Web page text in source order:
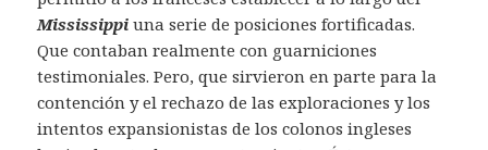
Mississippi una serie de posiciones fortificadas.
Que contaban realmente con guarniciones
testimoniales. Pero, que sirvieron en parte para la
contención y el rechazo de las exploraciones y los
intentos expansionistas de los colonos ingleses